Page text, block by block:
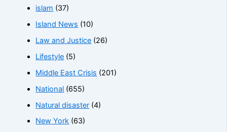
islam (37)
Island News (10)
Law and Justice (26)
Lifestyle (5)
Middle East Crisis (201)
National (655)
Natural disaster (4)
New York (63)